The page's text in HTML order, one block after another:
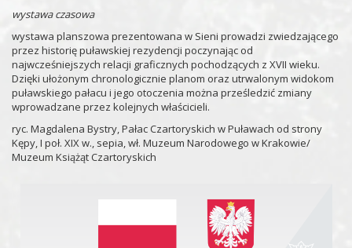
wystawa czasowa
wystawa planszowa prezentowana w Sieni prowadzi zwiedzającego
przez historię puławskiej rezydencji poczynając od
najwcześniejszych relacji graficznych pochodzących z XVII wieku.
Dzięki ułożonym chronologicznie planom oraz utrwalonym widokom
puławskiego pałacu i jego otoczenia można prześledzić zmiany
wprowadzane przez kolejnych właścicieli.
ryc. Magdalena Bystry, Pałac Czartoryskich w Puławach od strony
Kępy, I poł. XIX w., sepia, wł. Muzeum Narodowego w Krakowie/
Muzeum Książąt Czartoryskich